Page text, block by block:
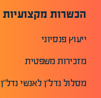
הכשרות מקצועיות
ייעוץ פנסיוני
מזכירות משפטית
מסלול נדל"ן לאנשי נדל"ן